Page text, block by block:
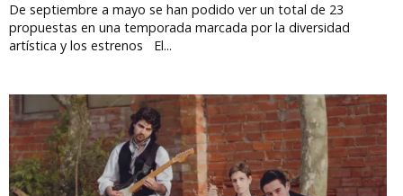
De septiembre a mayo se han podido ver un total de 23
propuestas en una temporada marcada por la diversidad
artística y los estrenos El...